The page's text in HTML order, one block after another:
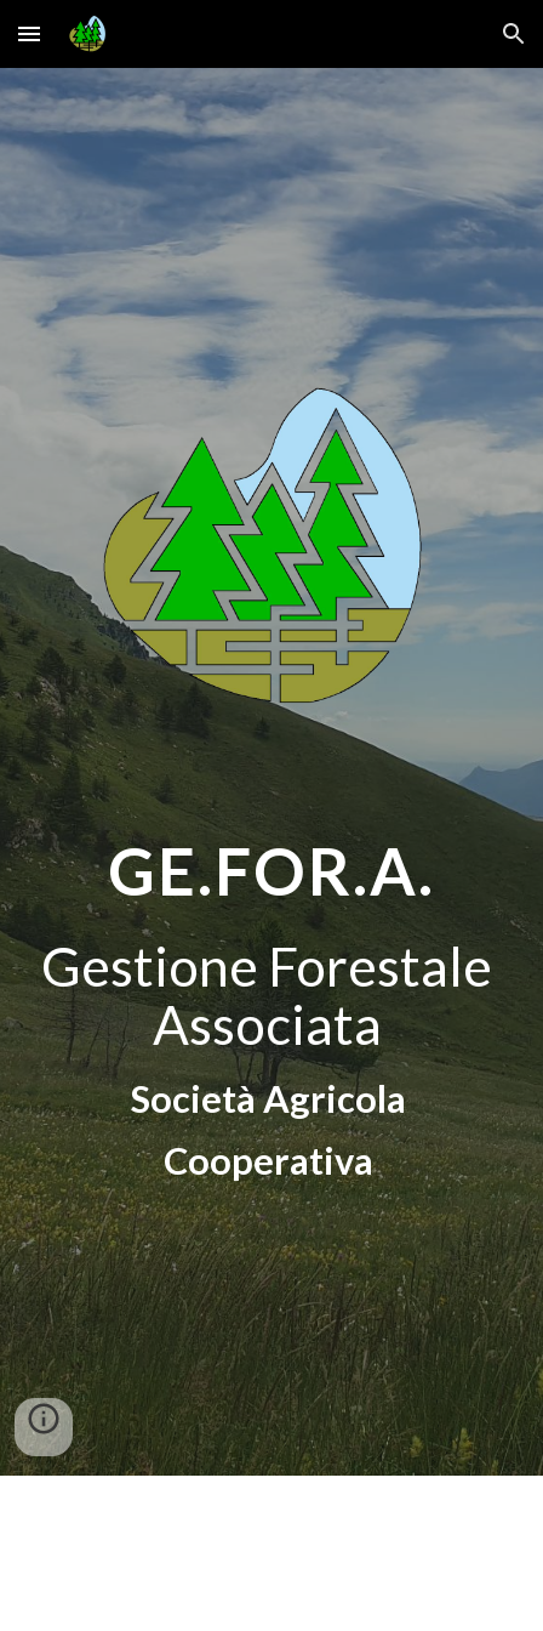
Skip to main content Skip to navigation
GE.FOR.A.
Gestione Forestale
Associata
Società Agricola
Cooperativa